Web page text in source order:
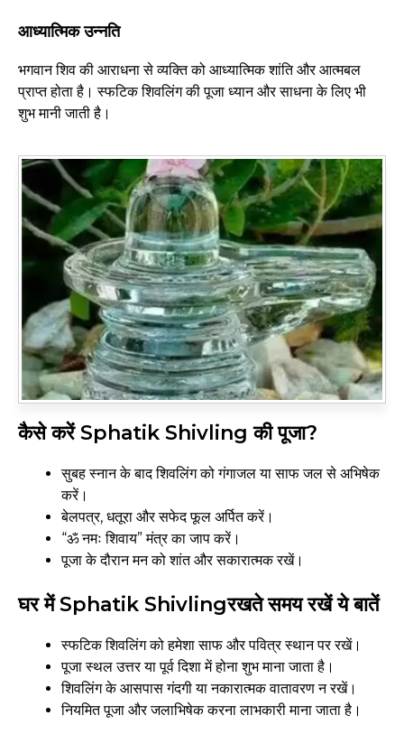
आध्यात्मिक उन्नति
भगवान शिव की आराधना से व्यक्ति को आध्यात्मिक शांति और आत्मबल
प्राप्त होता है। स्फटिक शिवलिंग की पूजा ध्यान और साधना के लिए भी
शुभ मानी जाती है।
कैसे करें Sphatik Shivling की पूजा?
सुबह स्नान के बाद शिवलिंग को गंगाजल या साफ जल से अभिषेक
करें।
बेलपत्र, धतूरा और सफेद फूल अर्पित करें।
“ॐ नमः शिवाय” मंत्र का जाप करें।
पूजा के दौरान मन को शांत और सकारात्मक रखें।
घर में Sphatik Shivlingरखते समय रखें ये बातें
स्फटिक शिवलिंग को हमेशा साफ और पवित्र स्थान पर रखें।
पूजा स्थल उत्तर या पूर्व दिशा में होना शुभ माना जाता है।
शिवलिंग के आसपास गंदगी या नकारात्मक वातावरण न रखें।
नियमित पूजा और जलाभिषेक करना लाभकारी माना जाता है।